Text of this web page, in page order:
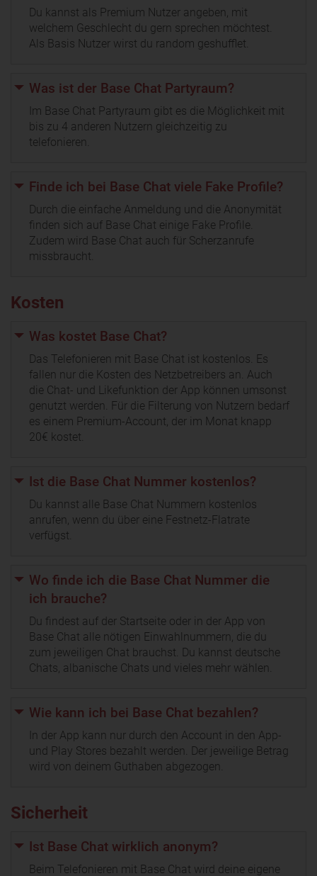
Du kannst als Premium Nutzer angeben, mit
welchem Geschlecht du gern sprechen möchtest.
Als Basis Nutzer wirst du random geshufflet.
Was ist der Base Chat Partyraum?
Im Base Chat Partyraum gibt es die Möglichkeit mit
bis zu 4 anderen Nutzern gleichzeitig zu
telefonieren.
Finde ich bei Base Chat viele Fake Profile?
Durch die einfache Anmeldung und die Anonymität
finden sich auf Base Chat einige Fake Profile.
Zudem wird Base Chat auch für Scherzanrufe
missbraucht.
Kosten
Was kostet Base Chat?
Das Telefonieren mit Base Chat ist kostenlos. Es
fallen nur die Kosten des Netzbetreibers an. Auch
die Chat- und Likefunktion der App können umsonst
genutzt werden. Für die Filterung von Nutzern bedarf
es einem Premium-Account, der im Monat knapp
20€ kostet.
Ist die Base Chat Nummer kostenlos?
Du kannst alle Base Chat Nummern kostenlos
anrufen, wenn du über eine Festnetz-Flatrate
verfügst.
Wo finde ich die Base Chat Nummer die
ich brauche?
Du findest auf der Startseite oder in der App von
Base Chat alle nötigen Einwahlnummern, die du
zum jeweiligen Chat brauchst. Du kannst deutsche
Chats, albanische Chats und vieles mehr wählen.
Wie kann ich bei Base Chat bezahlen?
In der App kann nur durch den Account in den App-
und Play Stores bezahlt werden. Der jeweilige Betrag
wird von deinem Guthaben abgezogen.
Sicherheit
Ist Base Chat wirklich anonym?
Beim Telefonieren mit Base Chat wird deine eigene